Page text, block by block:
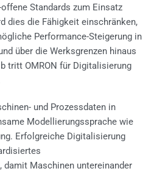
Standards zum Einsatz
dies die Fähigkeit einschränken,
Performance-Steigerung in
über die Werksgrenzen hinaus
tritt OMRON für Digitalisierung
und Prozessdaten in
Modellierungssprache wie
Erfolgreiche Digitalisierung
Maschinen untereinander